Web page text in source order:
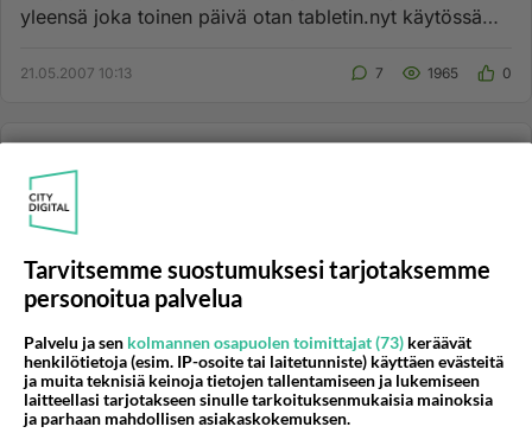
yleensä joka toinen päivä otan tabletin.nyt käytössä
21.05.2007 10:13 7 1965 0
Crohn ja oireet
Heippa, Te joilla diagnoosi - onko ripulitonta,
Minulta etsitt...
15.11.2009 07:54
VATSA- JA RUOANSULATUSVAIVAT Vastattu 1v
Äkillinen, raju vesiripuli
Tarvitsemme suostumuksesi tarjotaksemme
personoitua palvelua
Palvelu ja sen kolmannen osapuolen toimittajat (73) keräävät
henkilötietoja (esim. IP-osoite tai laitetunniste) käyttäen evästeitä
ja muita teknisiä keinoja tietojen tallentamiseen ja lukemiseen
laitteellasi tarjotakseen sinulle tarkoituksenmukaisia mainoksia
ja parhaan mahdollisen asiakaskokemuksen.